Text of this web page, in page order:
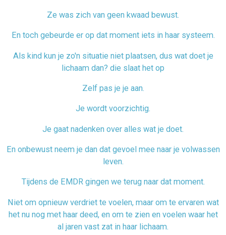
Ze was zich van geen kwaad bewust.
En toch gebeurde er op dat moment iets in haar systeem.
Als kind kun je zo'n situatie niet plaatsen, dus wat doet je
lichaam dan? die slaat het op
Zelf pas je je aan.
Je wordt voorzichtig.
Je gaat nadenken over alles wat je doet.
En onbewust neem je dan dat gevoel mee naar je volwassen
leven.
Tijdens de EMDR gingen we terug naar dat moment.
Niet om opnieuw verdriet te voelen, maar om te ervaren wat
het nu nog met haar deed, en om te zien en voelen waar het
al jaren vast zat in haar lichaam.